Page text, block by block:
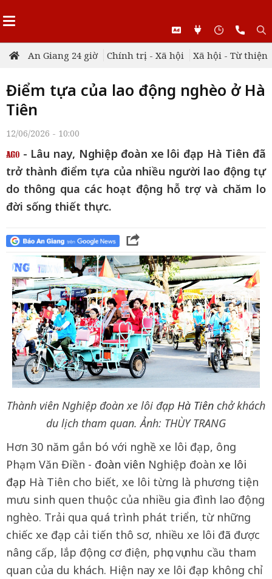
An Giang 24 giờ Chính trị - Xã hội Xã hội - Từ thiện
Điểm tựa của lao động nghèo ở Hà
Tiên
12/06/2026 - 10:00
- Lâu nay, Nghiệp đoàn xe lôi đạp Hà Tiên đã
trở thành điểm tựa của nhiều người lao động tự
do thông qua các hoạt động hỗ trợ và chăm lo
đời sống thiết thực.
Thành viên Nghiệp đoàn xe lôi đạp Hà Tiên chở khách
du lịch tham quan. Ảnh: THÙY TRANG
Hơn 30 năm gắn bó với nghề xe lôi đạp, ông
Phạm Văn Điền - đoàn viên Nghiệp đoàn xe lôi
đạp Hà Tiên cho biết, xe lôi từng là phương tiện
mưu sinh quen thuộc của nhiều gia đình lao động
nghèo. Trải qua quá trình phát triển, từ những
chiếc xe đạp cải tiến thô sơ, nhiều xe lôi đã được
nâng cấp, lắp động cơ điện, phục vụ nhu cầu tham
quan của du khách. Hiện nay xe lôi đạp không chỉ